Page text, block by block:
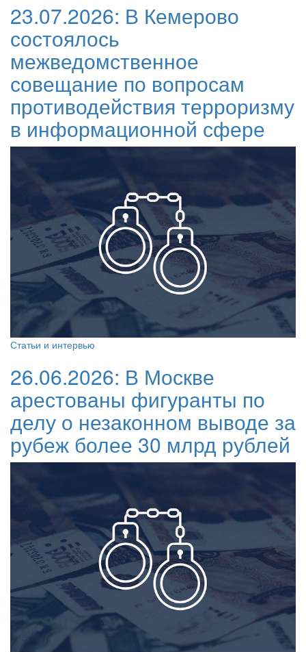
23.07.2026: В Кемерово
состоялось
межведомственное
совещание по вопросам
противодействия терроризму
в информационной сфере
Статьи и интервью
26.06.2026: В Москве
арестованы фигуранты по
делу о незаконном выводе за
рубеж более 30 млрд рублей